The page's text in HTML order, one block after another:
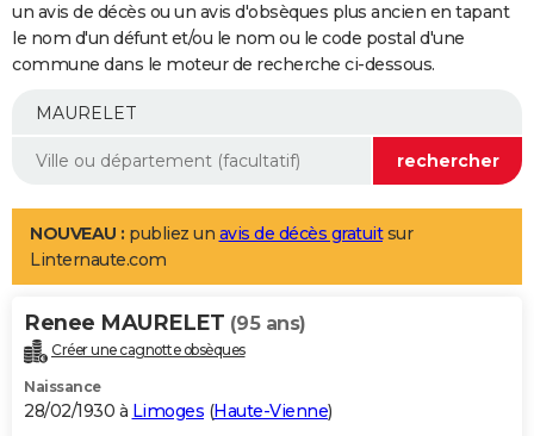
Impôts
Immobilier
Risques naturels par ville
Banque
Assurance
Crédit
AUTO
Essais
Réserver un essai
Citadines
Berlines
SUV
Forum auto
+
Mobiles
Meilleur smartphone
Internet
Ordinateurs
Jeux vidéo
Guide high-tech
Aménagement intérieur
LIFESTYLE
Art de vivre
Bien-être
Loisirs
Mode
Modes de vie
Alimentation
Guide de la santé
Maladies
Médicaments
Sommeil
VOYAGE
Destinations
City break
Voyage nature
Voyage de noces
Forum
Climat
+PHOTO
GUIDES D'ACHAT
un avis de décès ou un avis d'obsèques plus ancien en tapant
le nom d'un défunt et/ou le nom ou le code postal d'une
commune dans le moteur de recherche ci-dessous.
NOUVEAU : publiez un avis de décès gratuitsur
Linternaute.com
Renee MAURELET (95 ans)
Créer une cagnotte obsèques
Naissance
28/02/1930 à Limoges (Haute-Vienne)